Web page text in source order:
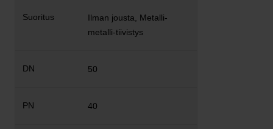
Ilman jousta, Metalli-
metalli-tiivistys
50
40